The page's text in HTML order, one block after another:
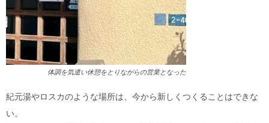
体調を気遣い休憩をとりながらの営業となった
紀元湯やロスカのような場所は、今から新しくつくることはできな
い。